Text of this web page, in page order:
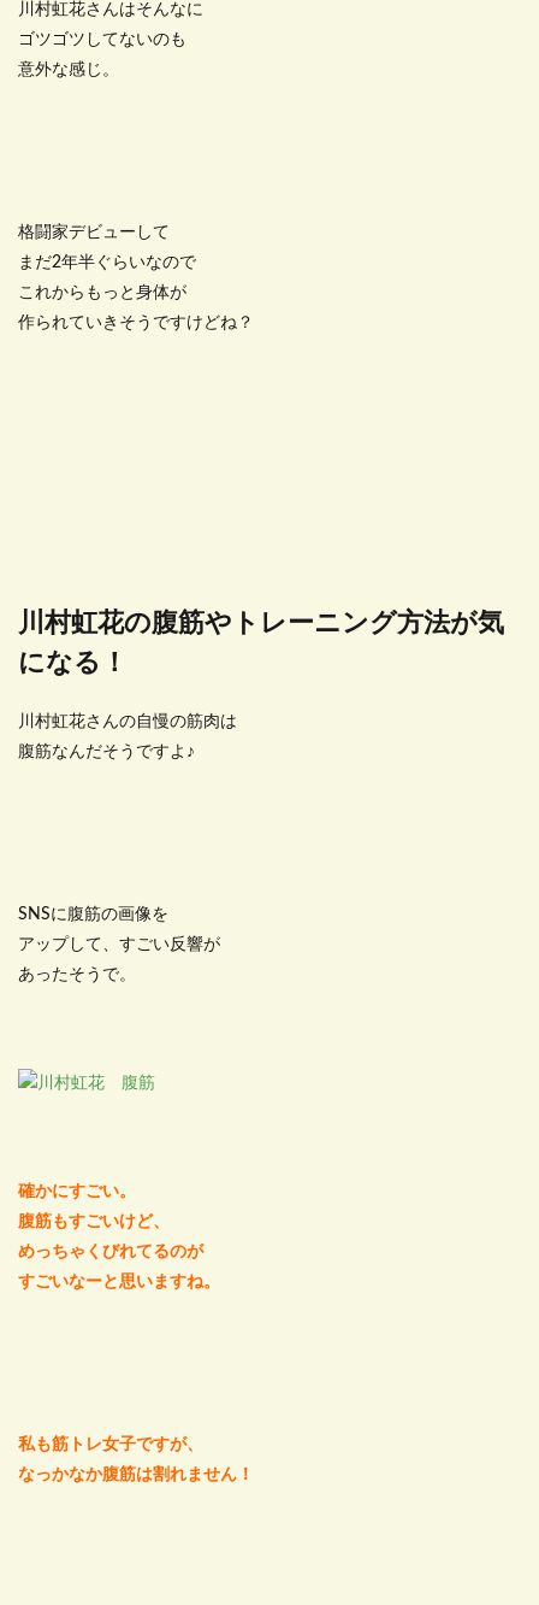
川村虹花さんはそんなに
ゴツゴツしてないのも
意外な感じ。
格闘家デビューして
まだ2年半ぐらいなので
これからもっと身体が
作られていきそうですけどね？
川村虹花の腹筋やトレーニング方法が気
になる！
川村虹花さんの自慢の筋肉は
腹筋なんだそうですよ♪
SNSに腹筋の画像を
アップして、すごい反響が
あったそうで。
確かにすごい。
腹筋もすごいけど、
めっちゃくびれてるのが
すごいなーと思いますね。
私も筋トレ女子ですが、
なっかなか腹筋は割れません！